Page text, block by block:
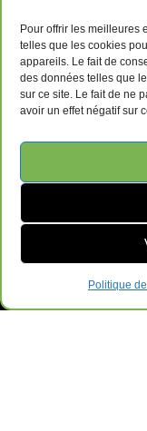
Pour offrir les meilleures
telles que les cookies
appareils. Le fait de
des données telles que
sur ce site. Le fait de ne
avoir un effet négatif sur
Politique